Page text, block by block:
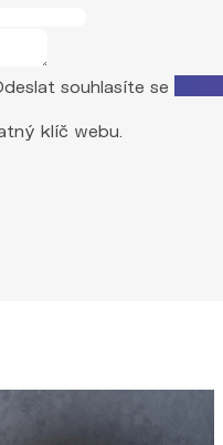
souhlasíte se
klíč webu.